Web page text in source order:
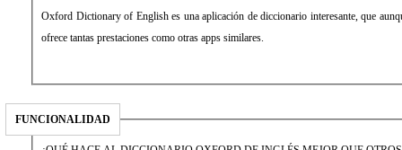
Oxford Dictionary of English es una aplicación de diccionario interesante, que
ofrece tantas prestaciones como otras apps similares.
FUNCIONALIDAD